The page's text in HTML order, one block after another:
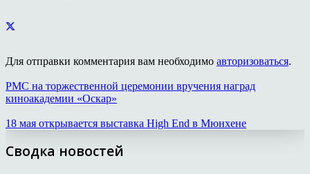
Для отправки комментария вам необходимо авторизоваться.
PMC на торжественной церемонии вручения наград
киноакадемии «Оскар»
18 мая открывается выставка High End в Мюнхене
Сводка новостей